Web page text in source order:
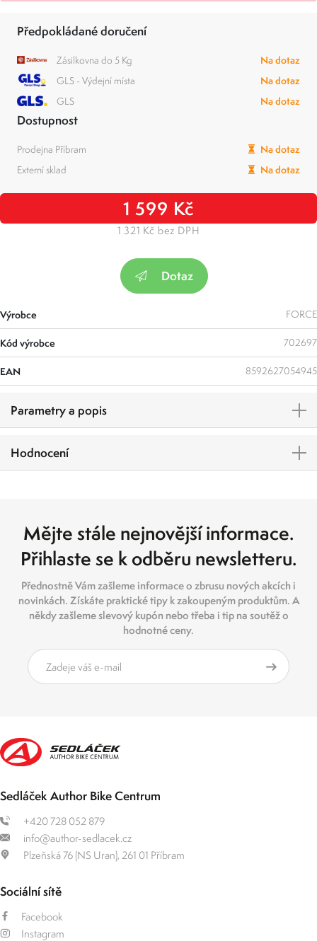
Předpokládané doručení
Zásilkovna do 5 Kg
Na dotaz
GLS - Výdejní místa
Na dotaz
GLS
Na dotaz
Dostupnost
Prodejna Příbram
Na dotaz
Externí sklad
Na dotaz
1 599 Kč
1 321 Kč bez DPH
Dotaz
Výrobce FORCE
Kód výrobce 702697
EAN 8592627054945
Parametry a popis
Hodnocení
Mějte stále nejnovější informace.
Přihlaste se k odběru newsletteru.
Přednostně Vám zašleme informace o zbrusu nových akcích i
novinkách. Získáte praktické tipy k zakoupeným produktům. A
někdy zašleme slevový kupón nebo třeba i tip na soutěž o
hodnotné ceny.
Sedláček Author Bike Centrum
+420 728 052 879
info@author-sedlacek.cz
Plzeňská 76 (NS Uran), 261 01 Příbram
Sociální sítě
Facebook
Instagram